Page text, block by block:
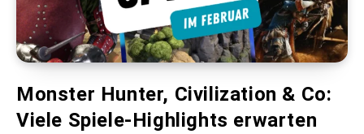
Monster Hunter, Civilization & Co:
Viele Spiele-Highlights erwarten